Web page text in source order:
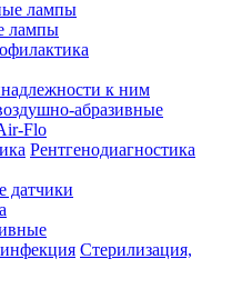
лампы
к ним
абразивные
Flo
Рентгенодиагностика
датчики
Стерилизация,